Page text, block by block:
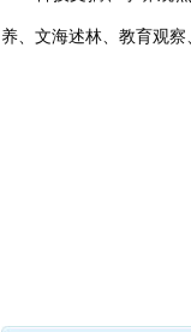
养、文海述林、教育观察